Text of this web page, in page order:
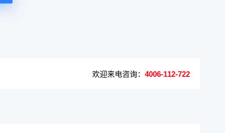
欢迎来电咨询： 4006-112-722